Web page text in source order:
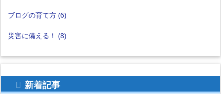
ブログの育て方 (6)
災害に備える！ (8)
新着記事